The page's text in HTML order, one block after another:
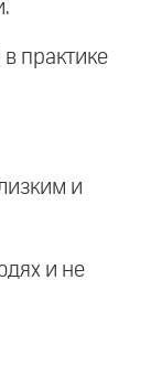
практике
и
и не